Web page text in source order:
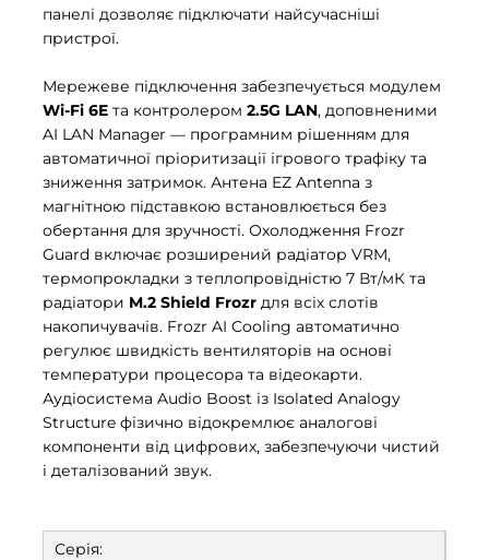
панелі дозволяє підключати найсучасніші
пристрої.
Мережеве підключення забезпечується модулем
Wi-Fi 6E та контролером 2.5G LAN, доповненими
AI LAN Manager — програмним рішенням для
автоматичної пріоритизації ігрового трафіку та
зниження затримок. Антена EZ Antenna з
магнітною підставкою встановлюється без
обертання для зручності. Охолодження Frozr
Guard включає розширений радіатор VRM,
термопрокладки з теплопровідністю 7 Вт/мК та
радіатори M.2 Shield Frozr для всіх слотів
накопичувачів. Frozr AI Cooling автоматично
регулює швидкість вентиляторів на основі
температури процесора та відеокарти.
Аудіосистема Audio Boost із Isolated Analogy
Structure фізично відокремлює аналогові
компоненти від цифрових, забезпечуючи чистий
і деталізований звук.
Серія: